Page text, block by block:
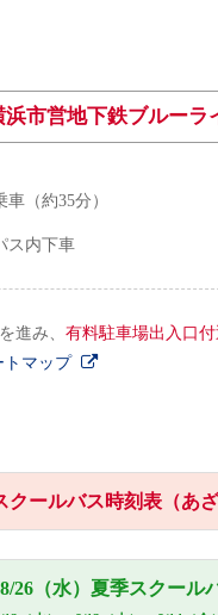
浜市営地下鉄ブルー
（約35分）
ス内下車
進み、 有料駐車場出入口付
トマップ
クールバス時刻表（あざ
26（水）夏季スクール